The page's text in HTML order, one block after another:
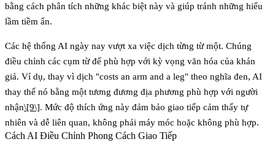
bằng cách phân tích những khác biệt này và giúp tránh những hiểu
lầm tiềm ẩn.
Các hệ thống AI ngày nay vượt xa việc dịch từng từ một. Chúng
điều chỉnh các cụm từ để phù hợp với kỳ vọng văn hóa của khán
giả. Ví dụ, thay vì dịch "costs an arm and a leg" theo nghĩa đen, AI
thay thế nó bằng một tương đương địa phương phù hợp với người
nhận\[9\]. Mức độ thích ứng này đảm bảo giao tiếp cảm thấy tự
nhiên và dễ liên quan, không phải máy móc hoặc không phù hợp.
Cách AI Điều Chỉnh Phong Cách Giao Tiếp